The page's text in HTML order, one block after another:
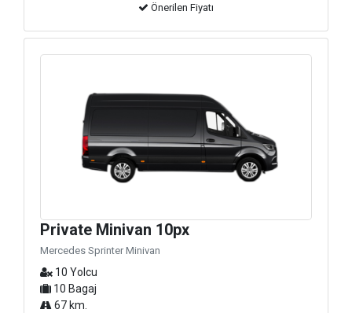
Önerilen Fiyatı
Private Minivan 10px
Mercedes Sprinter Minivan
10 Yolcu
10 Bagaj
67 km.